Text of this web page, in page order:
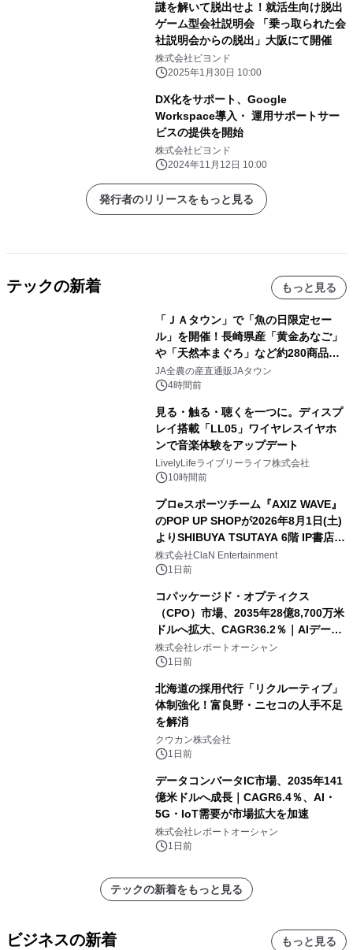
謎を解いて脱出せよ！就活生向け脱出
ゲーム型会社説明会 「乗っ取られた会
社説明会からの脱出」大阪にて開催
株式会社ビヨンド
2025年1月30日 10:00
DX化をサポート、Google
Workspace導入・ 運用サポートサー
ビスの提供を開始
株式会社ビヨンド
2024年11月12日 10:00
発行者のリリースをもっと見る
テックの新着 もっと見る
「ＪＡタウン」で「魚の日限定セー
ル」を開催！長崎県産「黄金あなご」
や「天然本まぐろ」など約280商品を
販売！～毎月１０日の定例企画～
JA全農の産直通販JAタウン
4時間前
見る・触る・聴くを一つに。ディスプ
レイ搭載「LL05」ワイヤレスイヤホ
ンで音楽体験をアップデート
LivelyLifeライブリーライフ株式会社
10時間前
プロeスポーツチーム『AXIZ WAVE』
のPOP UP SHOPが2026年8月1日(土)
よりSHIBUYA TSUTAYA 6階 IP書店で
開催決定！！
株式会社ClaN Entertainment
1日前
コパッケージド・オプティクス
（CPO）市場、2035年28億8,700万米
ドルへ拡大、CAGR36.2％｜AIデータ
センター・高速光通信需要が成長を加
速
株式会社レポートオーシャン
1日前
北海道の採用代行「リクルーティブ」
体制強化！富良野・ニセコの人手不足
を解消
クウカン株式会社
1日前
データコンバータIC市場、2035年141
億米ドルへ成長｜CAGR6.4％、AI・
5G・IoT需要が市場拡大を加速
株式会社レポートオーシャン
1日前
テックの新着をもっと見る
ビジネスの新着 もっと見る